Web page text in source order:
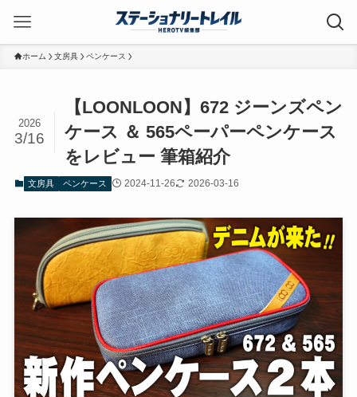
ホーム 文房具 ペンケース
【LOONLOON】672 ジーンズペン
ケース ＆ 565ペーパーペンケース
をレビュー 筆箱紹介
2026
3/16
文房具 ペンケース 2024-11-26 2026-03-16